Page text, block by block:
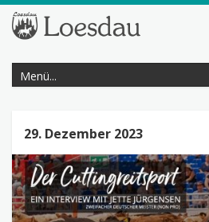
29. Dezember 2023